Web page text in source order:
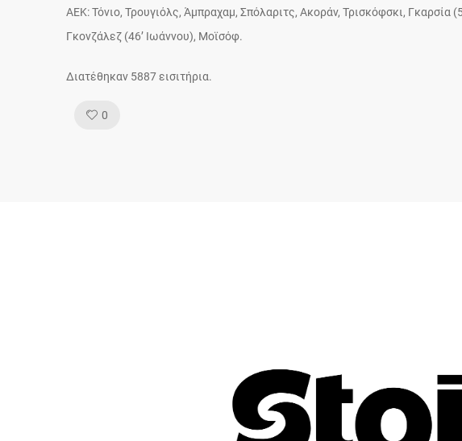
ΑΕΚ: Τόνιο, Τρουγιόλς, Άμπραχαμ, Σπόλαριτς, Ακοράν, Τρισκόφσκι, Γκαρσία
Γκονζάλεζ (46’ Ιωάννου), Μοϊσόφ.
Διατέθηκαν 5887 εισιτήρια.
0